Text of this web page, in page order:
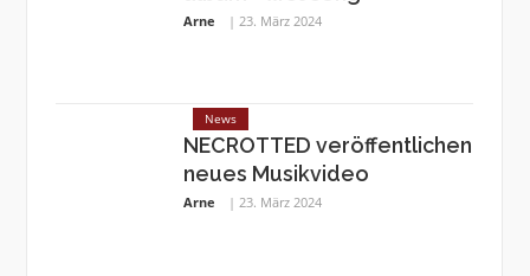
Arne 23. März 2024
News
NECROTTED veröffentlichen
neues Musikvideo
Arne 23. März 2024